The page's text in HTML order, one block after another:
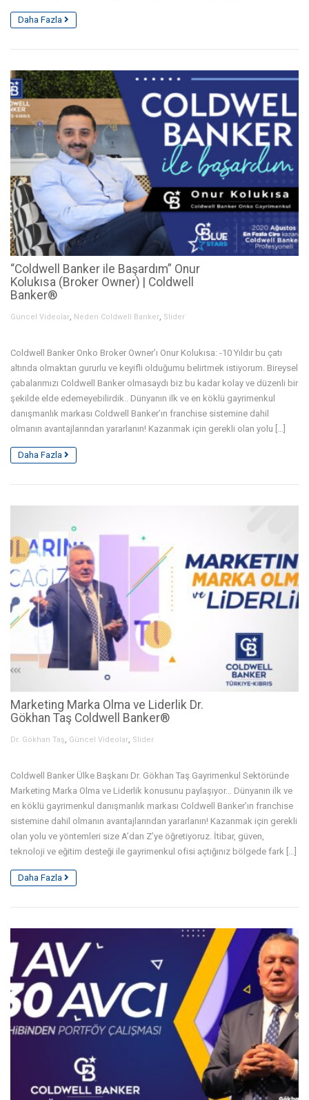
Daha Fazla
“Coldwell Banker ile Başardım” Onur
Kolukısa (Broker Owner) | Coldwell
Banker®
Güncel Videolar, Neden Coldwell Banker, Slider
Coldwell Banker Onko Broker Owner’ı Onur Kolukısa: -10 Yıldır bu çatı
altında olmaktan gururlu ve keyifli olduğumu belirtmek istiyorum. Bireysel
çabalarımızı Coldwell Banker olmasaydı biz bu kadar kolay ve düzenli bir
şekilde elde edemeyebilirdik.. Dünyanın ilk ve en köklü gayrimenkul
danışmanlık markası Coldwell Banker’ın franchise sistemine dahil
olmanın avantajlarından yararlanın! Kazanmak için gerekli olan yolu […]
Daha Fazla
Marketing Marka Olma ve Liderlik Dr.
Gökhan Taş Coldwell Banker®
Dr. Gökhan Taş Güncel Videolar Slider
Coldwell Banker Ülke Başkanı Dr. Gökhan Taş Gayrimenkul Sektöründe
Marketing Marka Olma ve Liderlik konusunu paylaşıyor… Dünyanın ilk ve
en köklü gayrimenkul danışmanlık markası Coldwell Banker’ın franchise
sistemine dahil olmanın avantajlarından yararlanın! Kazanmak için gerekli
olan yolu ve yöntemleri size A’dan Z’ye öğretiyoruz. İtibar, güven,
teknoloji ve eğitim desteği ile gayrimenkul ofisi açtığınız bölgede fark […]
Daha Fazla